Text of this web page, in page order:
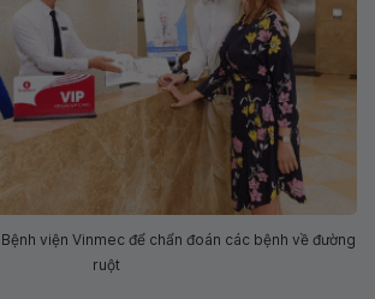
viện Vinmec để chẩn đoán các bệnh về đường
ruột